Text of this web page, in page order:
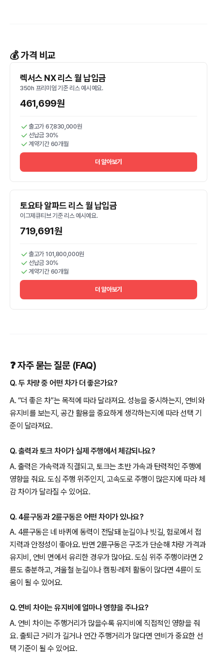
💰 가격 비교
렉서스 NX 리스 월 납입금
350h 프리미엄 기준 리스 예시예요.
461,699원
출고가 67,830,000원
선납금 30%
계약기간 60개월
더 알아보기
토요타 알파드 리스 월 납입금
이그제큐티브 기준 리스 예시예요.
719,691원
출고가 101,800,000원
선납금 30%
계약기간 60개월
더 알아보기
❓ 자주 묻는 질문 (FAQ)
Q. 두 차량 중 어떤 차가 더 좋은가요?
A. “더 좋은 차”는 목적에 따라 달라져요. 성능을 중시하는지, 연비와
유지비를 보는지, 공간 활용을 중요하게 생각하는지에 따라 선택 기
준이 달라져요.
Q. 출력과 토크 차이가 실제 주행에서 체감되나요?
A. 출력은 가속력과 직결되고, 토크는 초반 가속과 탄력적인 주행에
영향을 줘요. 도심 주행 위주인지, 고속도로 주행이 많은지에 따라 체
감 차이가 달라질 수 있어요.
Q. 4륜구동과 2륜구동은 어떤 차이가 있나요?
A. 4륜구동은 네 바퀴에 동력이 전달돼 눈길이나 빗길, 험로에서 접
지력과 안정성이 좋아요. 반면 2륜구동은 구조가 단순해 차량 가격과
유지비, 연비 면에서 유리한 경우가 많아요. 도심 위주 주행이라면 2
륜도 충분하고, 겨울철 눈길이나 캠핑·레저 활동이 많다면 4륜이 도
움이 될 수 있어요.
Q. 연비 차이는 유지비에 얼마나 영향을 주나요?
A. 연비 차이는 주행거리가 많을수록 유지비에 직접적인 영향을 줘
요. 출퇴근 거리가 길거나 연간 주행거리가 많다면 연비가 중요한 선
택 기준이 될 수 있어요.